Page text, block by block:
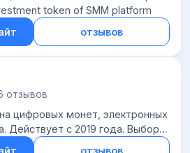
token of SMM platform
отзывов
отзывов
цифровых монет, электронных
Действует с 2019 года. Выбор
несколькими
отзывов